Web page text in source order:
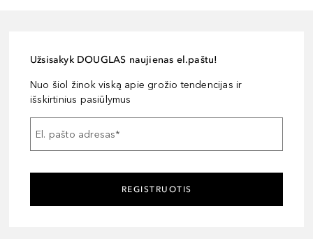
Užsisakyk DOUGLAS naujienas el.paštu!
Nuo šiol žinok viską apie grožio tendencijas ir
išskirtinius pasiūlymus
El. pašto adresas*
REGISTRUOTIS